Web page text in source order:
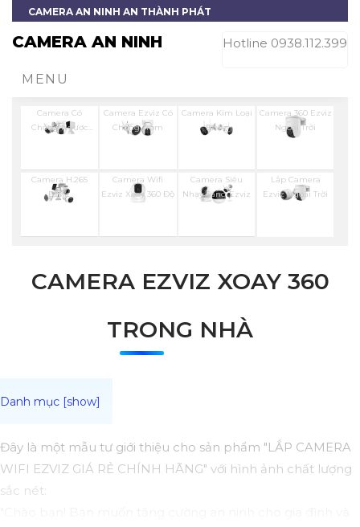
CAMERA AN NINH AN THÀNH PHÁT
CAMERA AN NINH Hotline 0938.112.399
MENU
Camera Có
Chống Ngược
Camera Ezviz Có
Chống Trộm
Camera Kim Loại
Ezviz
Camera 360 Ezviz
Ngoài Trời
Camera H.265
Ezviz
Camera Wifi
Ezviz Xoay 360 Độ
Camera Siêu
Nhạy Sáng Ezviz
Lắp Camera
Ezviz Ngoài Trời
CAMERA EZVIZ XOAY 360
TRONG NHÀ
Đây là một mẫu tư giới thiệu cho sản phẩm "LẮP CAMERA
WIFI EZVIZ GIÁ RẺ CHÍNH HÃNG" với hình ảnh chất lượng
sắc nét: